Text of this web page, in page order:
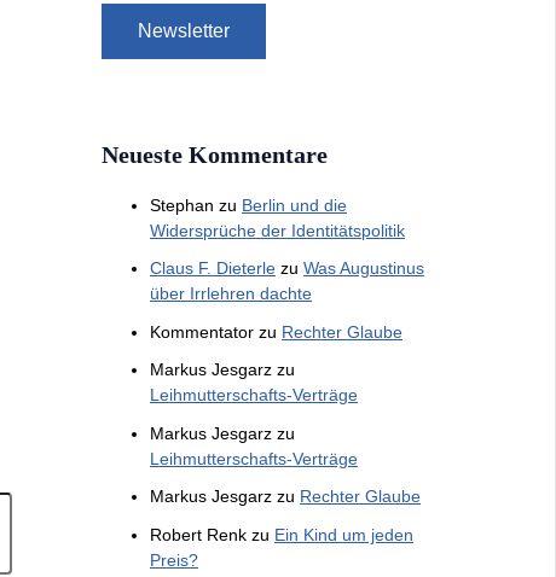
Neueste Kommentare
Stephan zu Berlin und die
Widersprüche der Identitätspolitik
Claus F. Dieterle zu Was Augustinus
über Irrlehren dachte
Kommentator zu Rechter Glaube
Markus Jesgarz zu
Leihmutterschafts-Verträge
Markus Jesgarz zu
Leihmutterschafts-Verträge
Markus Jesgarz zu Rechter Glaube
Robert Renk zu Ein Kind um jeden
Preis?